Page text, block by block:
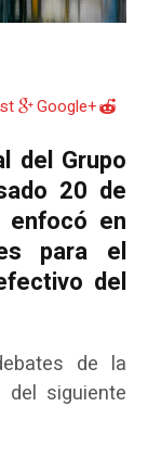
Google+
del Grupo
20 de
en
para el
del
de la
del siguiente